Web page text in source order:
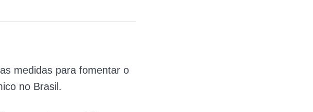
medidas para fomentar o
no Brasil.